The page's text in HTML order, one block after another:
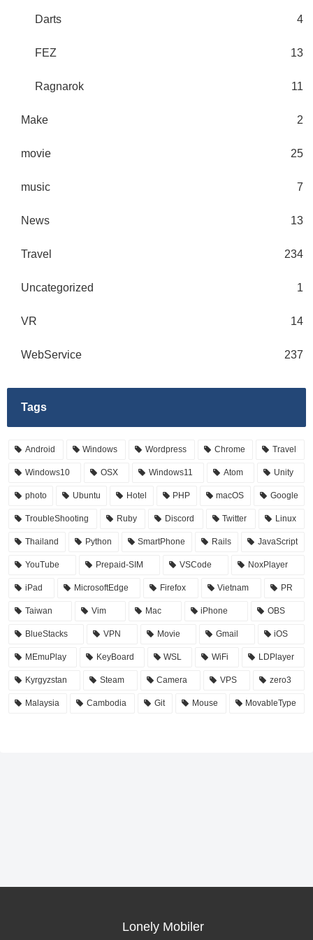
Darts 4
FEZ 13
Ragnarok 11
Make 2
movie 25
music 7
News 13
Travel 234
Uncategorized 1
VR 14
WebService 237
Tags
Android Windows Wordpress Chrome Travel
Windows10 OSX Windows11 Atom Unity
photo Ubuntu Hotel PHP macOS Google
TroubleShooting Ruby Discord Twitter Linux
Thailand Python SmartPhone Rails JavaScript
YouTube Prepaid-SIM VSCode NoxPlayer
iPad MicrosoftEdge Firefox Vietnam PR
Taiwan Vim Mac iPhone OBS
BlueStacks VPN Movie Gmail iOS
MEmuPlay KeyBoard WSL WiFi LDPlayer
Kyrgyzstan Steam Camera VPS zero3
Malaysia Cambodia Git Mouse MovableType
Lonely Mobiler